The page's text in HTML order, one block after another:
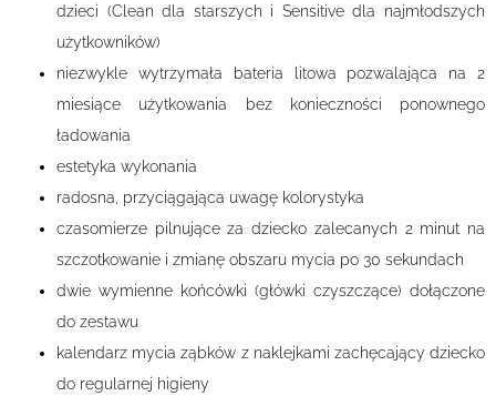
dzieci (Clean dla starszych i Sensitive dla najmłodszych
użytkowników)
niezwykle wytrzymała bateria litowa pozwalająca na 2
miesiące użytkowania bez konieczności ponownego
ładowania
estetyka wykonania
radosna, przyciągająca uwagę kolorystyka
czasomierze pilnujące za dziecko zalecanych 2 minut na
szczotkowanie i zmianę obszaru mycia po 30 sekundach
dwie wymienne końcówki (główki czyszczące) dołączone
do zestawu
kalendarz mycia ząbków z naklejkami zachęcający dziecko
do regularnej higieny